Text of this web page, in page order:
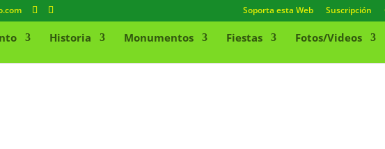
Soporta esta Web Suscripción
Historia Monumentos Fiestas Fotos/Videos